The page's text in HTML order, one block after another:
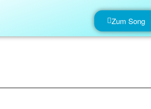
Zum Song